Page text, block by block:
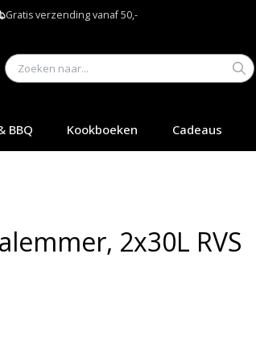
Gratis verzending vanaf 50,-
BBQ Kookboeken Cadeaus
2x30L RVS